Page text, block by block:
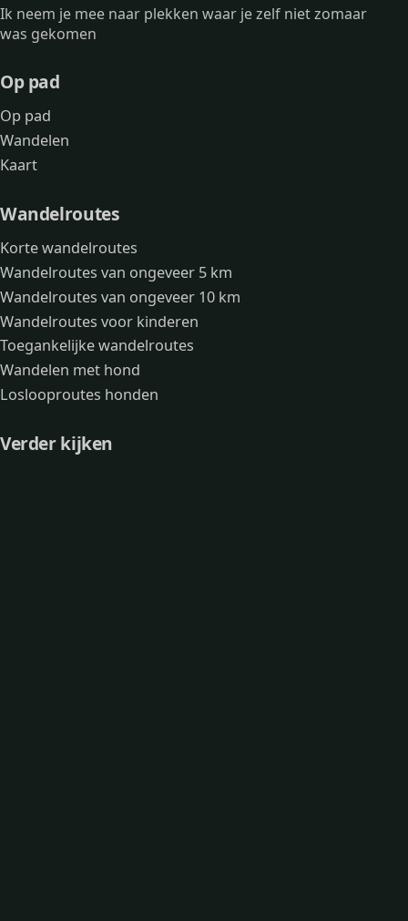
Ik neem je mee naar plekken waar je zelf niet zomaar
was gekomen
Op pad
Op pad
Wandelen
Kaart
Wandelroutes
Korte wandelroutes
Wandelroutes van ongeveer 5 km
Wandelroutes van ongeveer 10 km
Wandelroutes voor kinderen
Toegankelijke wandelroutes
Wandelen met hond
Loslooproutes honden
Verder kijken